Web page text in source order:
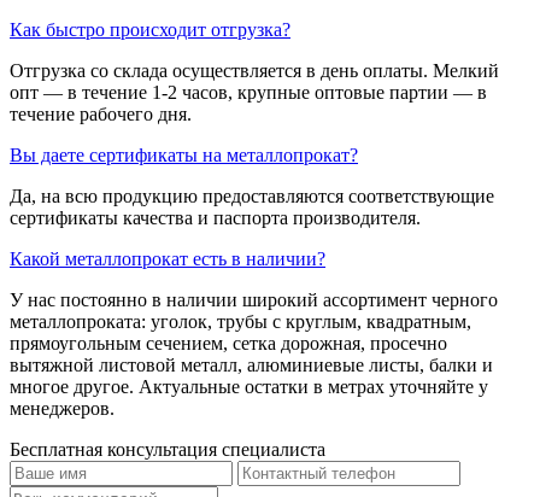
Как быстро происходит отгрузка?
Отгрузка со склада осуществляется в день оплаты. Мелкий
опт — в течение 1-2 часов, крупные оптовые партии — в
течение рабочего дня.
Вы даете сертификаты на металлопрокат?
Да, на всю продукцию предоставляются соответствующие
сертификаты качества и паспорта производителя.
Какой металлопрокат есть в наличии?
У нас постоянно в наличии широкий ассортимент черного
металлопроката: уголок, трубы с круглым, квадратным,
прямоугольным сечением, сетка дорожная, просечно
вытяжной листовой металл, алюминиевые листы, балки и
многое другое. Актуальные остатки в метрах уточняйте у
менеджеров.
Бесплатная консультация специалиста